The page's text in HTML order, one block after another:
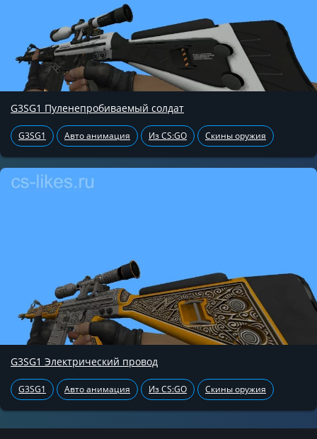
G3SG1 Пуленепробиваемый солдат
G3SG1 Авто анимация Из CS:GO Скины оружия
G3SG1 Электрический провод
G3SG1 Авто анимация Из CS:GO Скины оружия